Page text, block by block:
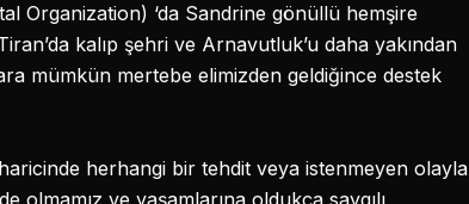
Organization) ‘da Sandrine gönüllü hemşire
kalıp şehri ve Arnavutluk’u daha yakından
mümkün mertebe elimizden geldiğince destek
herhangi bir tehdit veya istenmeyen olayla
olmamız ve yaşamlarına oldukça saygılı